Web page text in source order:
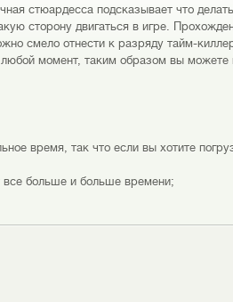
стюардесса подсказывает что
сторону двигаться в игре.
смело отнести к разряду тайм-
момент, таким образом вы можете
время, так что если вы хотите
все больше и больше времени;